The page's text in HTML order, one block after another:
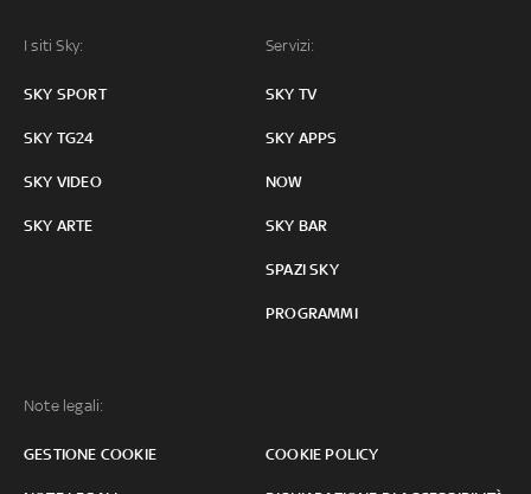
I siti Sky:
SKY SPORT
SKY TG24
SKY VIDEO
SKY ARTE
Servizi:
SKY TV
SKY APPS
NOW
SKY BAR
SPAZI SKY
PROGRAMMI
Note legali:
GESTIONE COOKIE COOKIE POLICY